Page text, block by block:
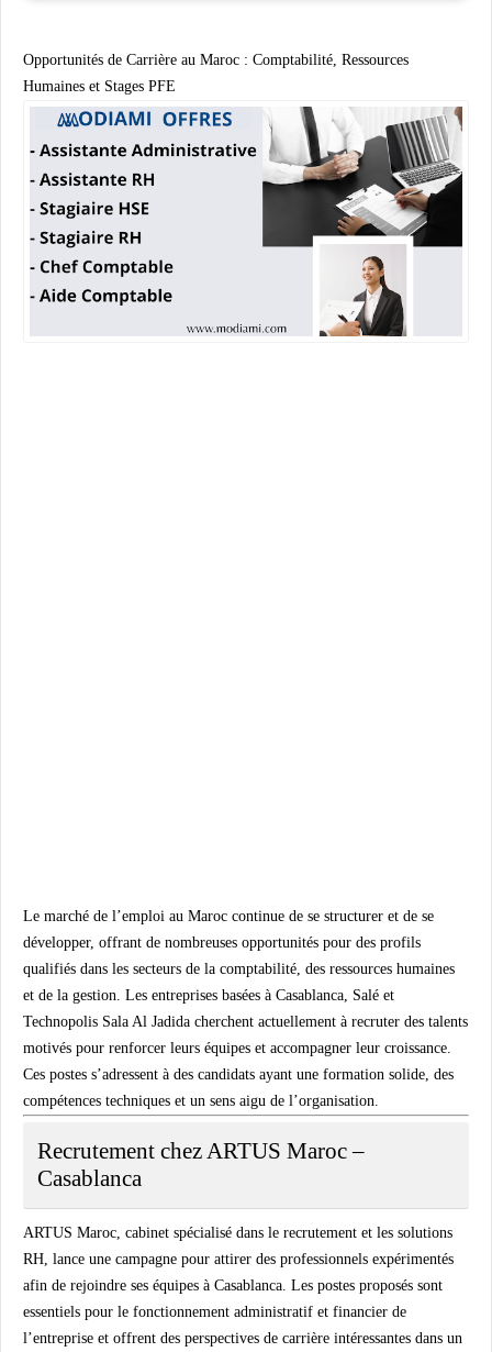
Opportunités de Carrière au Maroc : Comptabilité, Ressources
Humaines et Stages PFE
Le marché de l’emploi au Maroc continue de se structurer et de se
développer, offrant de nombreuses opportunités pour des profils
qualifiés dans les secteurs de la comptabilité, des ressources humaines
et de la gestion. Les entreprises basées à Casablanca, Salé et
Technopolis Sala Al Jadida cherchent actuellement à recruter des talents
motivés pour renforcer leurs équipes et accompagner leur croissance.
Ces postes s’adressent à des candidats ayant une formation solide, des
compétences techniques et un sens aigu de l’organisation.
Recrutement chez ARTUS Maroc –
Casablanca
ARTUS Maroc, cabinet spécialisé dans le recrutement et les solutions
RH, lance une campagne pour attirer des professionnels expérimentés
afin de rejoindre ses équipes à Casablanca. Les postes proposés sont
essentiels pour le fonctionnement administratif et financier de
l’entreprise et offrent des perspectives de carrière intéressantes dans un